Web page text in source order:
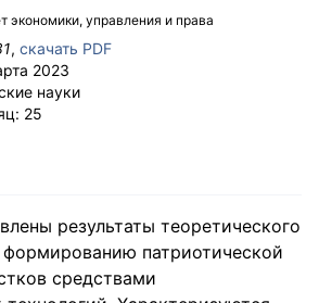
экономики, управления и права
, скачать PDF
2023
науки
25
результаты теоретического
патриотической
средствами